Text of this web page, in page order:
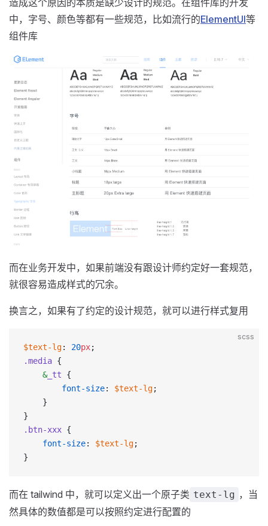
造成这个原因的本质是缺少设计的规范。在组件库的开发
中，字号、颜色等都有一些规范，比如流行的ElementUI等
组件库
而在业务开发中，如果前端没有跟设计师约定好一套规范，
就很容易造成样式的冗余。
换言之，如果有了约定的设计规范，就可以进行样式复用
scss
$text-lg: 20px;
.media {
    &
_tt {
        font-size
: $text-lg;
    }
}
.btn-xxx {
    font-size
: $text-lg;
}
而在 tailwind 中，就可以定义出一个原子类 text-lg ，当
然具体的数值都是可以按照约定进行配置的